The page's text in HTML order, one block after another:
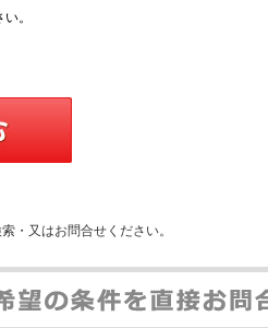
。
・又はお問合せください。